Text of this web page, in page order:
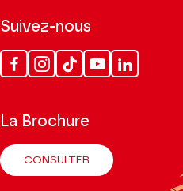
Suivez-nous
FacebookInstagram
Tik
Tok
YoutubeLinkedin
La Brochure
CONSULTER